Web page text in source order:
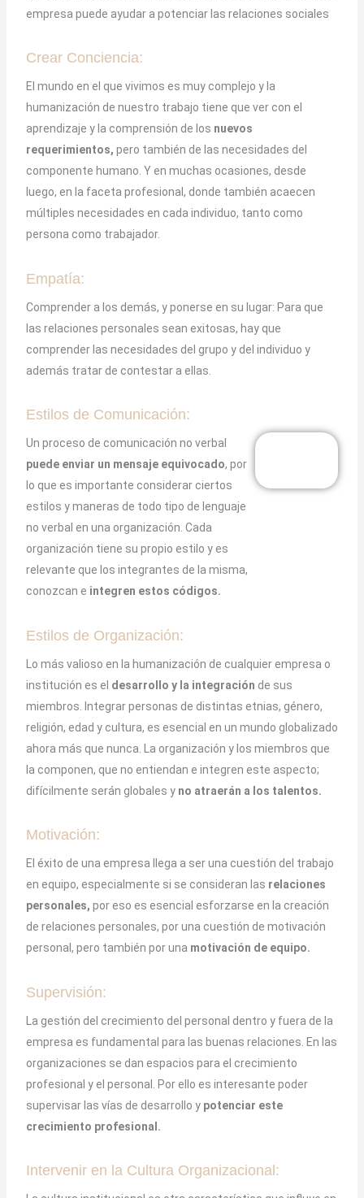
empresa puede ayudar a potenciar las relaciones sociales
Crear Conciencia:
El mundo en el que vivimos es muy complejo y la
humanización de nuestro trabajo tiene que ver con el
aprendizaje y la comprensión de los nuevos
requerimientos, pero también de las necesidades del
componente humano. Y en muchas ocasiones, desde
luego, en la faceta profesional, donde también acaecen
múltiples necesidades en cada individuo, tanto como
persona como trabajador.
Empatía:
Comprender a los demás, y ponerse en su lugar: Para que
las relaciones personales sean exitosas, hay que
comprender las necesidades del grupo y del individuo y
además tratar de contestar a ellas.
Estilos de Comunicación:
Un proceso de comunicación no verbal
puede enviar un mensaje equivocado, por
lo que es importante considerar ciertos
estilos y maneras de todo tipo de lenguaje
no verbal en una organización. Cada
organización tiene su propio estilo y es
relevante que los integrantes de la misma,
conozcan e integren estos códigos.
Estilos de Organización:
Lo más valioso en la humanización de cualquier empresa o
institución es el desarrollo y la integración de sus
miembros. Integrar personas de distintas etnias, género,
religión, edad y cultura, es esencial en un mundo globalizado
ahora más que nunca. La organización y los miembros que
la componen, que no entiendan e integren este aspecto;
difícilmente serán globales y no atraerán a los talentos.
Motivación:
El éxito de una empresa llega a ser una cuestión del trabajo
en equipo, especialmente si se consideran las relaciones
personales, por eso es esencial esforzarse en la creación
de relaciones personales, por una cuestión de motivación
personal, pero también por una motivación de equipo.
Supervisión:
La gestión del crecimiento del personal dentro y fuera de la
empresa es fundamental para las buenas relaciones. En las
organizaciones se dan espacios para el crecimiento
profesional y el personal. Por ello es interesante poder
supervisar las vías de desarrollo y potenciar este
crecimiento profesional.
Intervenir en la Cultura Organizacional: